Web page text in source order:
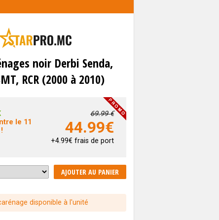
noir Derbi Senda,
RCR (2000 à 2010)
le 11
69.99 €
44.99€
+4.99€ frais de port
AJOUTER AU PANIER
disponible à l'unité